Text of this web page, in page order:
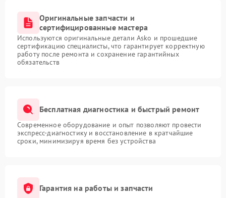
Оригинальные запчасти и
сертифицированные мастера
Используются оригинальные детали Asko и прошедшие
сертификацию специалисты, что гарантирует корректную
работу после ремонта и сохранение гарантийных
обязательств
Бесплатная диагностика и быстрый ремонт
Современное оборудование и опыт позволяют провести
экспресс-диагностику и восстановление в кратчайшие
сроки, минимизируя время без устройства
Гарантия на работы и запчасти